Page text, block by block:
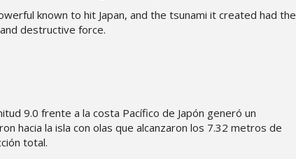
known to hit Japan, and the tsunami it created had the
destructive force.
9.0 frente a la costa Pacífico de Japón generó un
hacia la isla con olas que alcanzaron los 7.32 metros de
total.